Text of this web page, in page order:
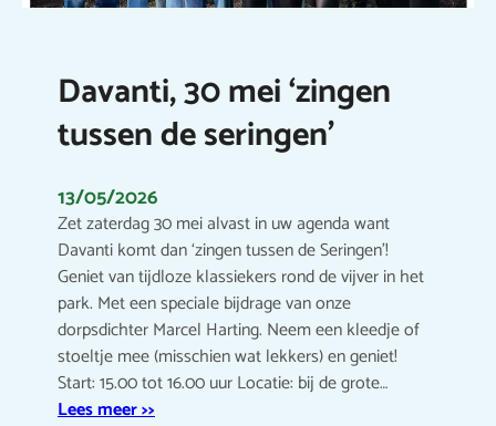
Davanti, 30 mei ‘zingen
tussen de seringen’
13/05/2026
Zet zaterdag 30 mei alvast in uw agenda want
Davanti komt dan ‘zingen tussen de Seringen’!
Geniet van tijdloze klassiekers rond de vijver in het
park. Met een speciale bijdrage van onze
dorpsdichter Marcel Harting. Neem een kleedje of
stoeltje mee (misschien wat lekkers) en geniet!
Start: 15.00 tot 16.00 uur Locatie: bij de grote…
Lees meer >>